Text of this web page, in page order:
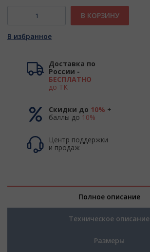
В КОРЗИНУ
В избранное
Доставка по
России -
БЕСПЛАТНО
до ТК
Скидки до 10% +
баллы до 10%
Центр поддержки
и продаж
Полное описание
Техническое описание
Размеры